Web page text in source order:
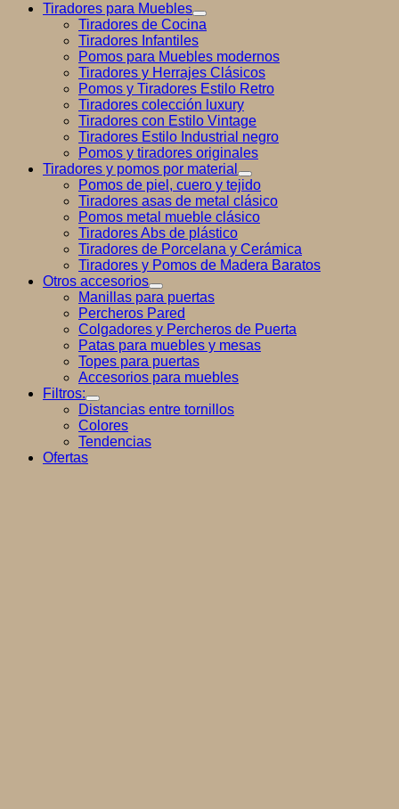
Tiradores para Muebles
Tiradores de Cocina
Tiradores Infantiles
Pomos para Muebles modernos
Tiradores y Herrajes Clásicos
Pomos y Tiradores Estilo Retro
Tiradores colección luxury
Tiradores con Estilo Vintage
Tiradores Estilo Industrial negro
Pomos y tiradores originales
Tiradores y pomos por material
Pomos de piel, cuero y tejido
Tiradores asas de metal clásico
Pomos metal mueble clásico
Tiradores Abs de plástico
Tiradores de Porcelana y Cerámica
Tiradores y Pomos de Madera Baratos
Otros accesorios
Manillas para puertas
Percheros Pared
Colgadores y Percheros de Puerta
Patas para muebles y mesas
Topes para puertas
Accesorios para muebles
Filtros:
Distancias entre tornillos
Colores
Tendencias
Ofertas